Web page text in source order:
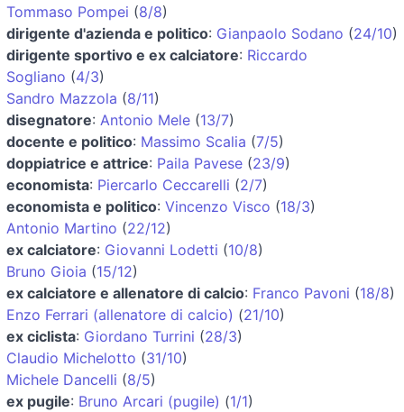
Tommaso Pompei (8/8)
dirigente d'azienda e politico: Gianpaolo Sodano (24/10)
dirigente sportivo e ex calciatore: Riccardo
Sogliano (4/3)
Sandro Mazzola (8/11)
disegnatore: Antonio Mele (13/7)
docente e politico: Massimo Scalia (7/5)
doppiatrice e attrice: Paila Pavese (23/9)
economista: Piercarlo Ceccarelli (2/7)
economista e politico: Vincenzo Visco (18/3)
Antonio Martino (22/12)
ex calciatore: Giovanni Lodetti (10/8)
Bruno Gioia (15/12)
ex calciatore e allenatore di calcio: Franco Pavoni (18/8)
Enzo Ferrari (allenatore di calcio) (21/10)
ex ciclista: Giordano Turrini (28/3)
Claudio Michelotto (31/10)
Michele Dancelli (8/5)
ex pugile: Bruno Arcari (pugile) (1/1)